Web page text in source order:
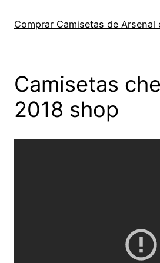
Comprar Camisetas de Arsenal
Camisetas
2018 shop